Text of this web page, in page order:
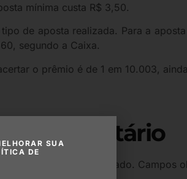
mínima custa R$ 3,50.
de aposta realizada. Para a
segundo a Caixa.
o prêmio é de 1 em 10.003,
comentário
e-mail não será publicado. Campos
SUA
DE